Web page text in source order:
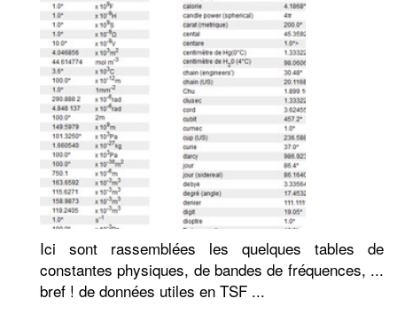
Ici sont rassemblées les quelques tables de
constantes physiques, de bandes de fréquences, ...
bref ! de données utiles en TSF ...